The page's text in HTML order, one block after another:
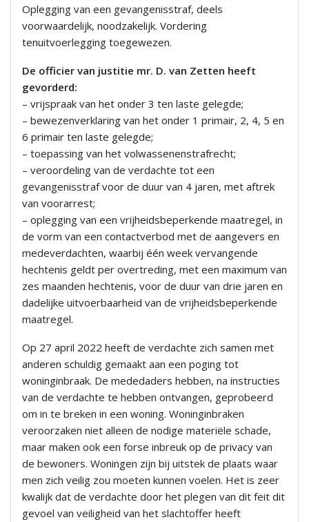
Oplegging van een gevangenisstraf, deels
voorwaardelijk, noodzakelijk. Vordering
tenuitvoerlegging toegewezen.
De officier van justitie mr. D. van Zetten heeft
gevorderd:
– vrijspraak van het onder 3 ten laste gelegde;
– bewezenverklaring van het onder 1 primair, 2, 4, 5 en
6 primair ten laste gelegde;
– toepassing van het volwassenenstrafrecht;
– veroordeling van de verdachte tot een
gevangenisstraf voor de duur van 4 jaren, met aftrek
van voorarrest;
– oplegging van een vrijheidsbeperkende maatregel, in
de vorm van een contactverbod met de aangevers en
medeverdachten, waarbij één week vervangende
hechtenis geldt per overtreding, met een maximum van
zes maanden hechtenis, voor de duur van drie jaren en
dadelijke uitvoerbaarheid van de vrijheidsbeperkende
maatregel.
Op 27 april 2022 heeft de verdachte zich samen met
anderen schuldig gemaakt aan een poging tot
woninginbraak. De mededaders hebben, na instructies
van de verdachte te hebben ontvangen, geprobeerd
om in te breken in een woning. Woninginbraken
veroorzaken niet alleen de nodige materiële schade,
maar maken ook een forse inbreuk op de privacy van
de bewoners. Woningen zijn bij uitstek de plaats waar
men zich veilig zou moeten kunnen voelen. Het is zeer
kwalijk dat de verdachte door het plegen van dit feit dit
gevoel van veiligheid van het slachtoffer heeft